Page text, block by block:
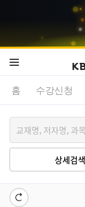
홈 수강신청
상세검색